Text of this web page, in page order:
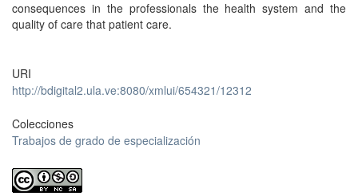
consequences in the professionals the health system and the
quality of care that patient care.
URI
http://bdigital2.ula.ve:8080/xmlui/654321/12312
Colecciones
Trabajos de grado de especialización